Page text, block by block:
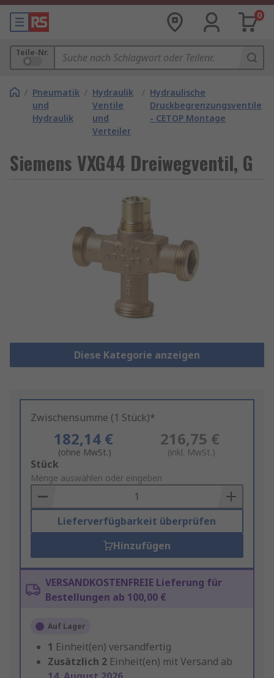
0
Teile-Nr.
/ Pneumatik
und
Hydraulik
/ Hydraulik
Ventile
und
Verteiler
/ Hydraulische
Druckbegrenzungsventile
- CETOP Montage
Siemens VXG44 Dreiwegventil, G
Diese Kategorie anzeigen
Zwischensumme (1 Stück)*
182,14 €
(ohne MwSt.)
216,75 €
(inkl. MwSt.)
Add
to
Basket
Stück
Menge auswählen oder eingeben
Lieferverfügbarkeit überprüfen
Hinzufügen
VERSANDKOSTENFREIE Lieferung für
Bestellungen ab 100,00 €
Auf Lager
1 Einheit(en) versandfertig
Zusätzlich 2 Einheit(en) mit Versand ab